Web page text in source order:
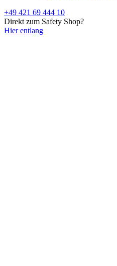
+49 421 69 444 10
Direkt zum Safety Shop?
Hier entlang